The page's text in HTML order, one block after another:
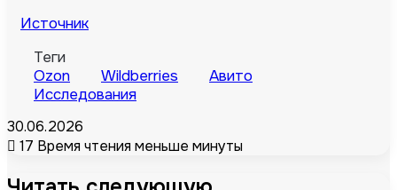
Источник
Теги
Ozon
Wildberries
Авито
Исследования
30.06.2026
17 Время чтения меньше минуты